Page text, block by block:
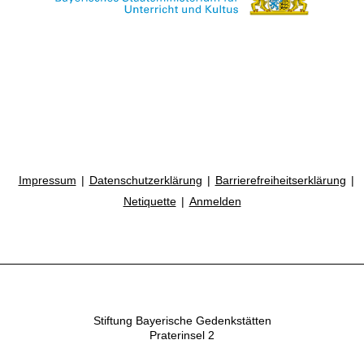
Impressum Datenschutzerklärung
Barrierefreiheitserklärung
Netiquette
Anmelden
Stiftung Bayerische Gedenkstätten
Praterinsel 2